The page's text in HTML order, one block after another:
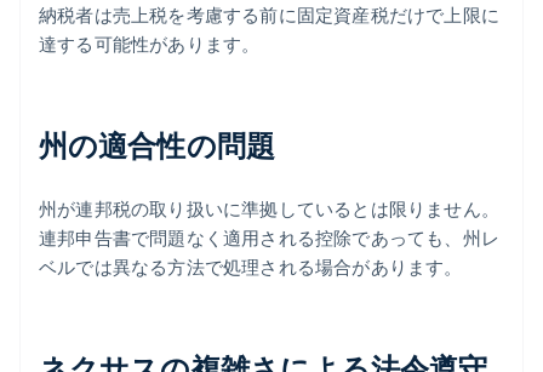
納税者は売上税を考慮する前に固定資産税だけで上限に
達する可能性があります。
州の適合性の問題
州が連邦税の取り扱いに準拠しているとは限りません。
連邦申告書で問題なく適用される控除であっても、州レ
ベルでは異なる方法で処理される場合があります。